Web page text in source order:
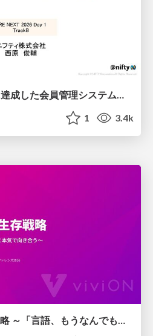
Embedded SREと共に達成した会員管理システムのAWS移行 - SRE NEXT 2026 ランチスポンサーセッション
1 3.4k